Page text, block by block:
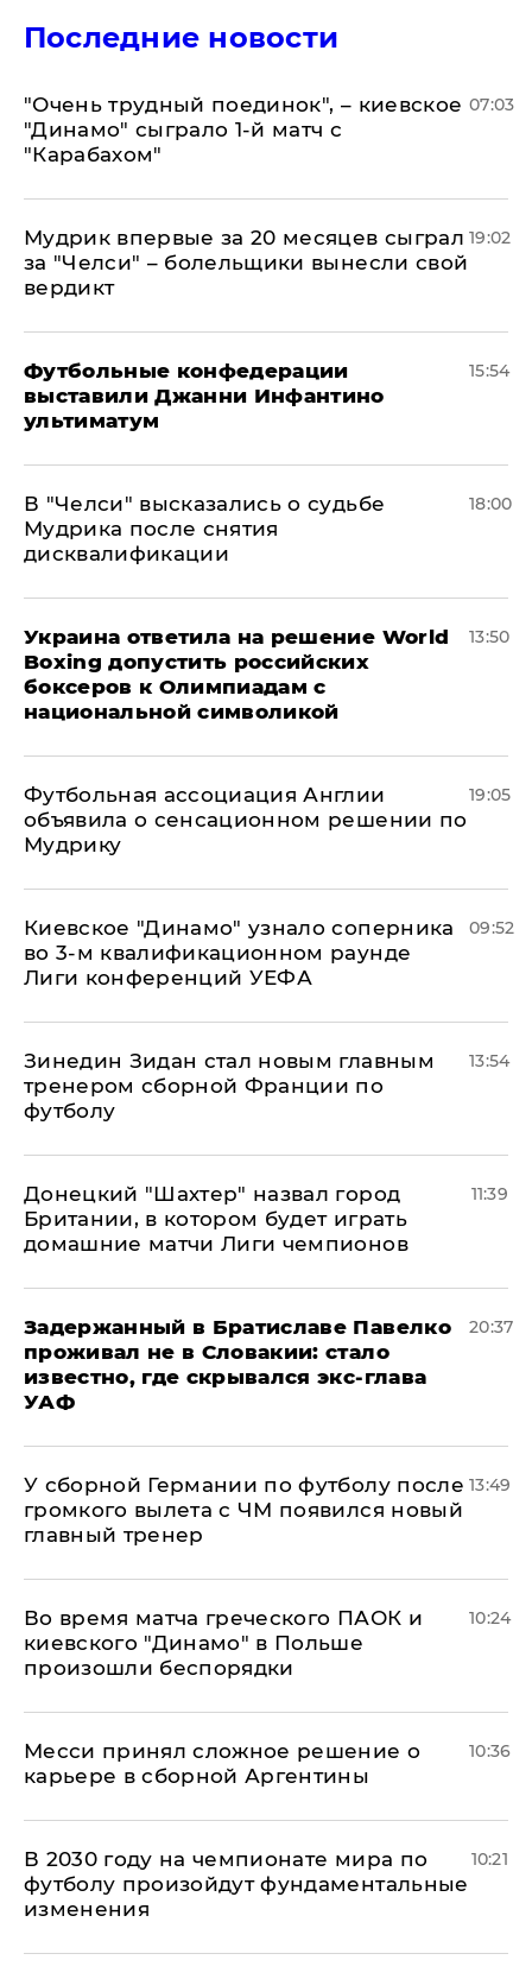
Последние новости
"Очень трудный поединок", – киевское
"Динамо" сыграло 1-й матч с
"Карабахом"
07:03
Мудрик впервые за 20 месяцев сыграл
за "Челси" – болельщики вынесли свой
вердикт
19:02
Футбольные конфедерации
выставили Джанни Инфантино
ультиматум
15:54
В "Челси" высказались о судьбе
Мудрика после снятия
дисквалификации
18:00
Украина ответила на решение World
Boxing допустить российских
боксеров к Олимпиадам с
национальной символикой
13:50
Футбольная ассоциация Англии
объявила о сенсационном решении по
Мудрику
19:05
Киевское "Динамо" узнало соперника
во 3-м квалификационном раунде
Лиги конференций УЕФА
09:52
Зинедин Зидан стал новым главным
тренером сборной Франции по
футболу
13:54
Донецкий "Шахтер" назвал город
Британии, в котором будет играть
домашние матчи Лиги чемпионов
11:39
Задержанный в Братиславе Павелко
проживал не в Словакии: стало
известно, где скрывался экс-глава
УАФ
20:37
У сборной Германии по футболу после
громкого вылета с ЧМ появился новый
главный тренер
13:49
Во время матча греческого ПАОК и
киевского "Динамо" в Польше
произошли беспорядки
10:24
Месси принял сложное решение о
карьере в сборной Аргентины
10:36
В 2030 году на чемпионате мира по
футболу произойдут фундаментальные
изменения
10:21